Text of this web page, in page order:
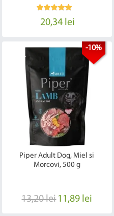
20,34 lei
-10%
Piper Adult Dog, Miel si
Morcovi, 500 g
13,20 lei 11,89 lei